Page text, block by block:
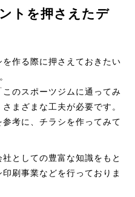
トを押さえたデ
作る際に押さえておきたい
のスポーツジムに通ってみ
まざまな工夫が必要です。
考に、チラシを作ってみて
としての豊富な知識をもと
刷事業などを行っておりま